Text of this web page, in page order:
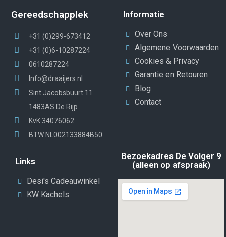
Gereedschapplek
+31 (0)299-673412
+31 (0)6-10287224
0610287224
Info@draaijers.nl
Sint Jacobsbuurt 11
1483AS De Rijp
KvK 34076062
BTW NL002133884B50
Informatie
Over Ons
Algemene Voorwaarden
Cookies & Privacy
Garantie en Retouren
Blog
Contact
Links
Desi's Cadeauwinkel
KW Kachels
Bezoekadres De Volger 9
(alleen op afspraak)